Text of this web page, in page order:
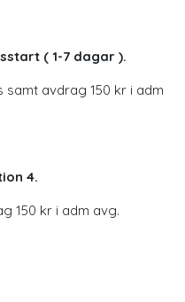
( 1-7 dagar ).
avdrag 150 kr i adm
4.
150 kr i adm avg.